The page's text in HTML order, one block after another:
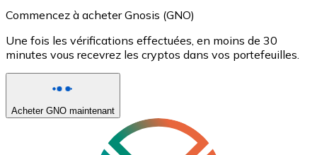
Commencez à acheter Gnosis (GNO)
Une fois les vérifications effectuées, en moins de 30
minutes vous recevrez les cryptos dans vos portefeuilles.
Acheter GNO maintenant